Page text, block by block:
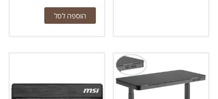
הוספה לסל